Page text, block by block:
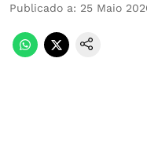
Publicado a: 25 Maio